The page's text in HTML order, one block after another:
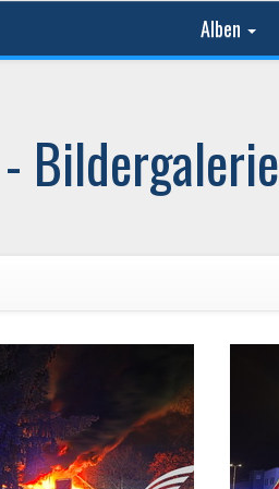
Alben
Bildergalerie